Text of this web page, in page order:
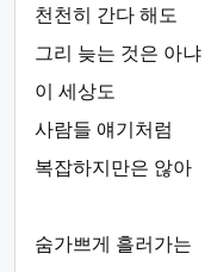
천천히 간다 해도
그리 늦는 것은 아냐
이 세상도
사람들 얘기처럼
복잡하지만은 않아
숨가쁘게 흘러가는